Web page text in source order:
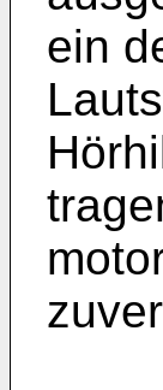
ein